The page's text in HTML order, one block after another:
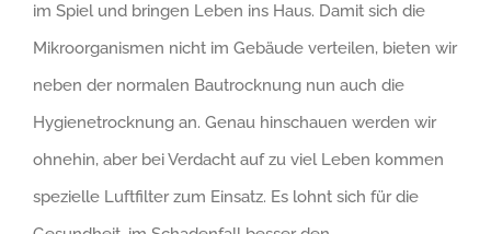
im Spiel und bringen Leben ins Haus. Damit sich die
Mikroorganismen nicht im Gebäude verteilen, bieten wir
neben der normalen Bautrocknung nun auch die
Hygienetrocknung an. Genau hinschauen werden wir
ohnehin, aber bei Verdacht auf zu viel Leben kommen
spezielle Luftfilter zum Einsatz. Es lohnt sich für die